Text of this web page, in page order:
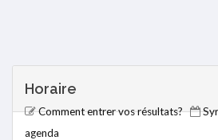
Horaire
Comment entrer vos résultats?
agenda